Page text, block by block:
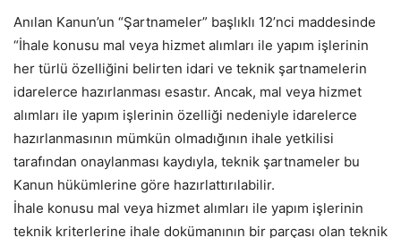
Anılan Kanun’un “Şartnameler” başlıklı 12’nci maddesinde
“İhale konusu mal veya hizmet alımları ile yapım işlerinin
her türlü özelliğini belirten idari ve teknik şartnamelerin
idarelerce hazırlanması esastır. Ancak, mal veya hizmet
alımları ile yapım işlerinin özelliği nedeniyle idarelerce
hazırlanmasının mümkün olmadığının ihale yetkilisi
tarafından onaylanması kaydıyla, teknik şartnameler bu
Kanun hükümlerine göre hazırlattırılabilir.
İhale konusu mal veya hizmet alımları ile yapım işlerinin
teknik kriterlerine ihale dokümanının bir parçası olan teknik